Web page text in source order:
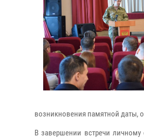
возникновения памятной даты,
В завершении встречи